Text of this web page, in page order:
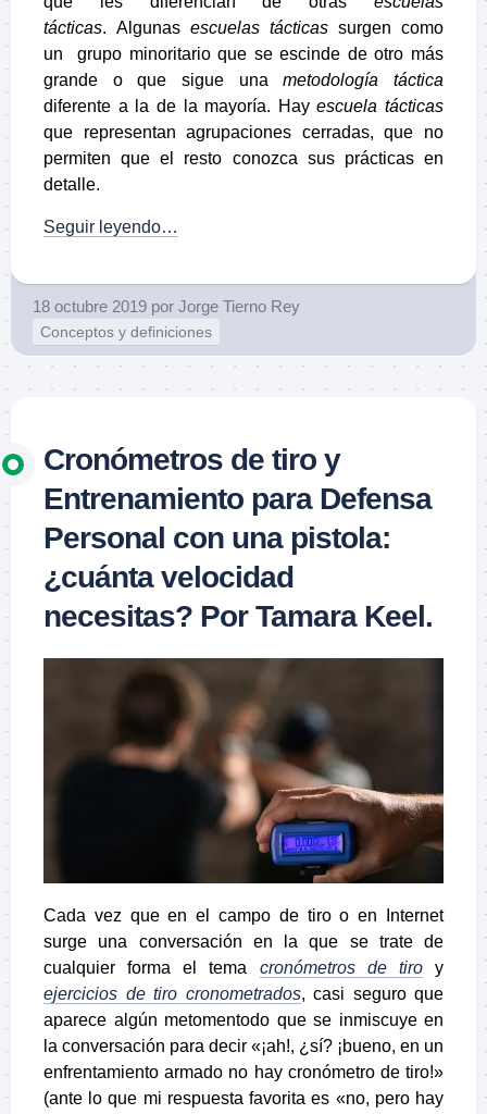
tácticas. Algunas escuelas tácticas surgen como
un grupo minoritario que se escinde de otro más
grande o que sigue unametodología táctica
diferente a la de la mayoría. Hayescuela tácticas
que representan agrupaciones cerradas, que no
permiten que el resto conozca sus prácticas en
detalle.
Seguir leyendo…
18 octubre 2019 por Jorge Tierno Rey
Conceptos y definiciones
Cronómetros de tiro y
Entrenamiento para Defensa
Personal con una pistola:
¿cuánta velocidad
necesitas? Por Tamara Keel.
Cada vez que en el campo de tiro o en Internet
surge una conversación en la que se trate de
cualquier forma el tema cronómetros de tiroy
ejercicios de tiro cronometrados, casi seguro que
aparece algún metomentodo que se inmiscuye en
la conversación para decir «¡ah!, ¿sí? ¡bueno, en un
enfrentamiento armado no hay cronómetro de tiro!»
(ante lo que mi respuesta favorita es «no, pero hay